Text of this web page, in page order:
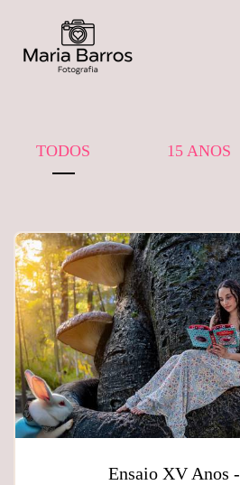
TODOS 15 ANOS
Ensaio XV Anos